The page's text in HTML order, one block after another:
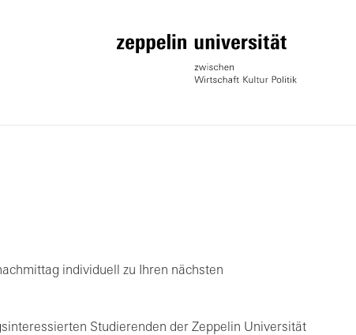
individuell zu Ihren nächsten
Studierenden der Zeppelin Universität